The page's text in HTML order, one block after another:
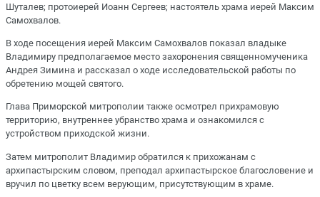
Шуталев; протоиерей Иоанн Сергеев; настоятель храма иерей Максим
Самохвалов.
В ходе посещения иерей Максим Самохвалов показал владыке
Владимиру предполагаемое место захоронения священномученика
Андрея Зимина и рассказал о ходе исследовательской работы по
обретению мощей святого.
Глава Приморской митрополии также осмотрел прихрамовую
территорию, внутреннее убранство храма и ознакомился с
устройством приходской жизни.
Затем митрополит Владимир обратился к прихожанам с
архипастырским словом, преподал архипастырское благословение и
вручил по цветку всем верующим, присутствующим в храме.